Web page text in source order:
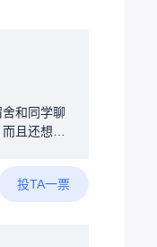
和同学聊
且还想跨
个可以发一
聊天记录
些就行，并
投TA一票